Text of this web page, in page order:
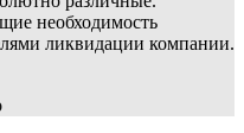
необходимость
ликвидации компании.